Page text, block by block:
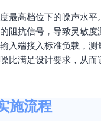
最高档位下的噪声水平
阻抗信号，导致灵敏度
入端接入标准负载，测
比满足设计要求，从而
施流程